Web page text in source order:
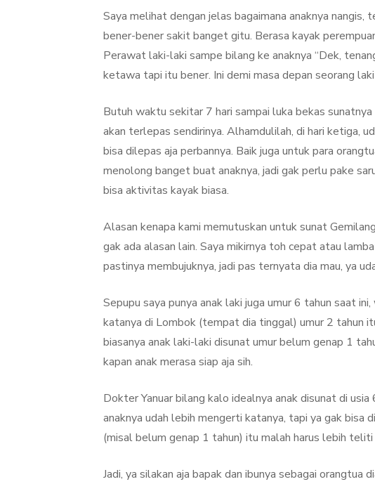
Saya melihat dengan jelas bagaimana anaknya
bener-bener sakit banget gitu. Berasa kayak
Perawat laki-laki sampe bilang ke anaknya “Dek,
ketawa tapi itu bener. Ini demi masa depan seorang
Butuh waktu sekitar 7 hari sampai luka bekas
akan terlepas sendirinya. Alhamdulilah, di hari ketiga,
bisa dilepas aja perbannya. Baik juga untuk para
menolong banget buat anaknya, jadi gak perlu pake
bisa aktivitas kayak biasa.
Alasan kenapa kami memutuskan untuk sunat
gak ada alasan lain. Saya mikirnya toh cepat atau
pastinya membujuknya, jadi pas ternyata dia mau, ya
Sepupu saya punya anak laki juga umur 6 tahun saat
katanya di Lombok (tempat dia tinggal) umur 2 tahun
biasanya anak laki-laki disunat umur belum genap 1
kapan anak merasa siap aja sih.
Dokter Yanuar bilang kalo idealnya anak disunat di
anaknya udah lebih mengerti katanya, tapi ya gak bisa
(misal belum genap 1 tahun) itu malah harus lebih teliti
Jadi, ya silakan aja bapak dan ibunya sebagai